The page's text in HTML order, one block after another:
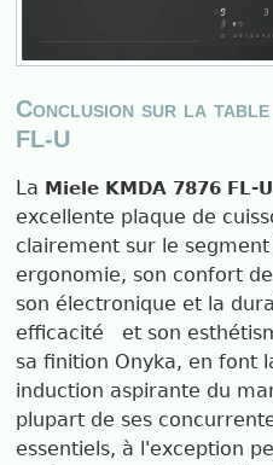
Conclusion sur la
FL-U
La Miele KMDA 7876 FL-
excellente plaque de
clairement sur le
ergonomie, son confort
son électronique et la
efficacité et son
sa finition Onyka, en font
induction aspirante du
plupart de ses
essentiels, à l'exception